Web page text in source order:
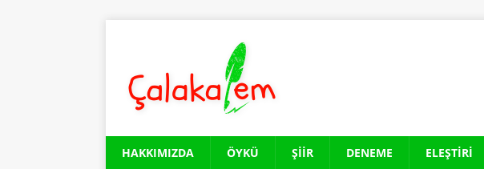
HAKKIMIZDA ÖYKÜ ŞIIR DENEME ELEŞTIRI